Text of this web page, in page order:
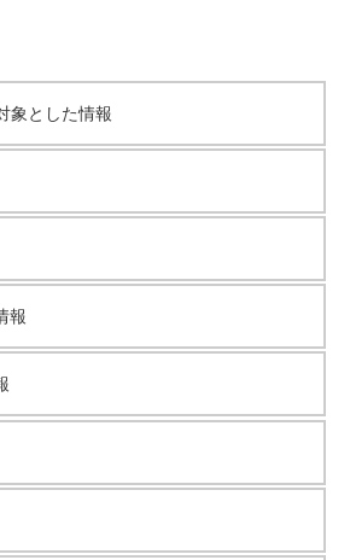
象とした情報
報